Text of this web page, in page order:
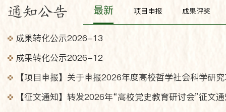
通知公告 最新 项目申报 成果评奖
成果转化公示2026-13
成果转化公示2026-12
【征文通知】转发2026年“高校党史教育研讨会”征文